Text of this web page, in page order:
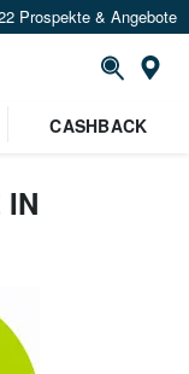
Prospekte & Angebote
CASHBACK
IN